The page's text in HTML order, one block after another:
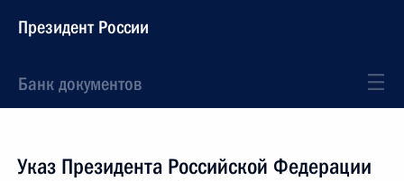
Президент России
Банк документов
Указ Президента Российской Федерации